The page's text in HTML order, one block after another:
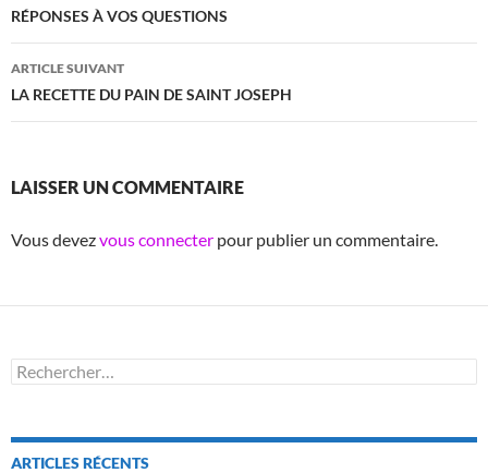
des
articles
RÉPONSES À VOS QUESTIONS
ARTICLE SUIVANT
LA RECETTE DU PAIN DE SAINT JOSEPH
LAISSER UN COMMENTAIRE
Vous devezvous connecter pour publier un commentaire.
Rechercher :
ARTICLES RÉCENTS